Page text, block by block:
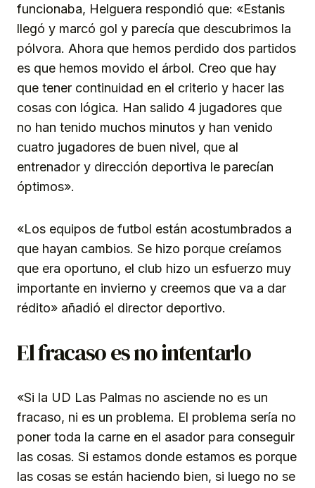
funcionaba, Helguera respondió que: «Estanis
llegó y marcó gol y parecía que descubrimos la
pólvora. Ahora que hemos perdido dos partidos
es que hemos movido el árbol. Creo que hay
que tener continuidad en el criterio y hacer las
cosas con lógica. Han salido 4 jugadores que
no han tenido muchos minutos y han venido
cuatro jugadores de buen nivel, que al
entrenador y dirección deportiva le parecían
óptimos».
«Los equipos de futbol están acostumbrados a
que hayan cambios. Se hizo porque creíamos
que era oportuno, el club hizo un esfuerzo muy
importante en invierno y creemos que va a dar
rédito» añadió el director deportivo.
El fracaso es no intentarlo
«Si la UD Las Palmas no asciende no es un
fracaso, ni es un problema. El problema sería no
poner toda la carne en el asador para conseguir
las cosas. Si estamos donde estamos es porque
las cosas se están haciendo bien, si luego no se